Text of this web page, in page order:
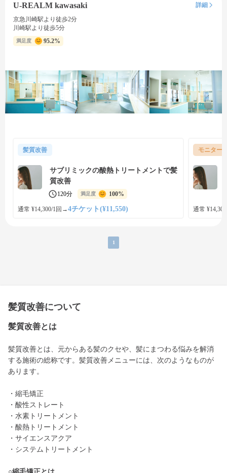
U-REALM kawasaki
詳細
京急川崎駅より徒歩2分
川崎駅より徒歩5分
満足度 95.2%
髪質改善
サブリミックの酸熱トリートメントで髪
質改善
120分 満足度 100%
通常 ¥14,300/1回 →4チケット(¥11,550)
モニター
通常
1
髪質改善について
髪質改善とは
髪質改善とは、元からある髪のクセや、髪にまつわる悩みを解消
する施術の総称です。髪質改善メニューには、次のようなものが
あります。
・縮毛矯正
・酸性ストレート
・水素トリートメント
・酸熱トリートメント
・サイエンスアクア
・システムトリートメント